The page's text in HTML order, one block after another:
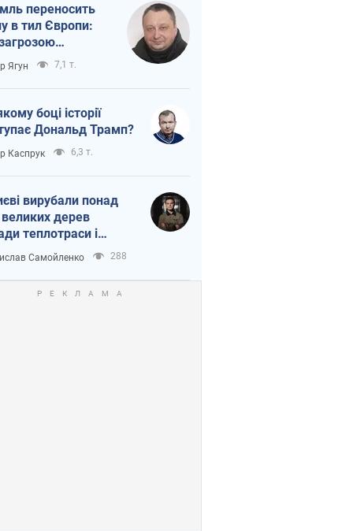
переносить
в тил Європи:
логістика
Ягун 7,1 т.
боці історії
Дональд Трамп?
Каспрук 6,3 т.
вирубали понад
дерев
теплотраси і
Генплану
Самойленко 288